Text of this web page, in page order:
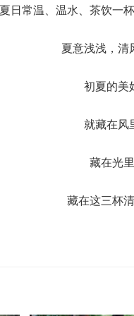
夏日常温、温水、茶饮一
夏意浅浅，清
初夏的美
就藏在风
藏在光里
藏在这三杯